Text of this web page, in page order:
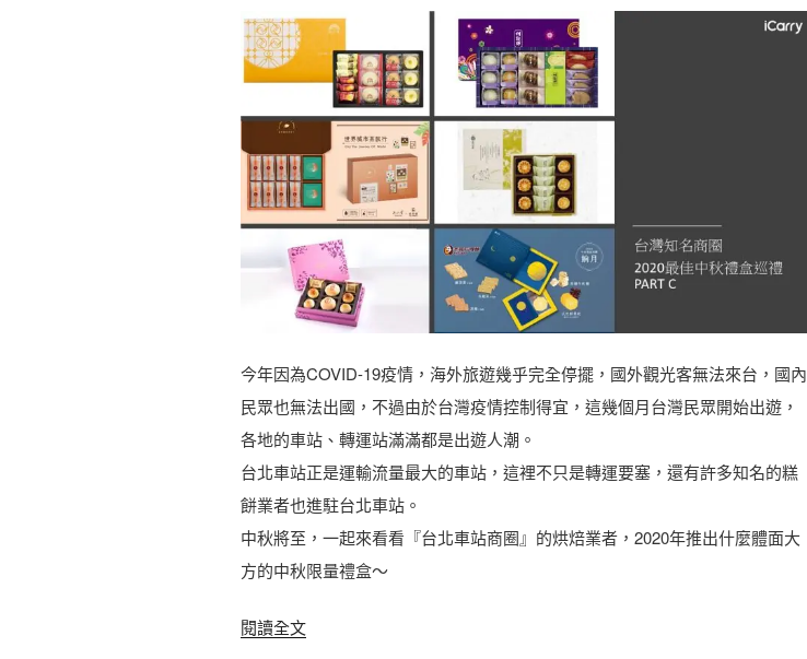
今年因為COVID-19疫情，海外旅遊幾乎完全停擺，國外觀光客無法來台，國內
民眾也無法出國，不過由於台灣疫情控制得宜，這幾個月台灣民眾開始出遊，
各地的車站、轉運站滿滿都是出遊人潮。
台北車站正是運輸流量最大的車站，這裡不只是轉運要塞，還有許多知名的糕
餅業者也進駐台北車站。
中秋將至，一起來看看『台北車站商圈』的烘焙業者，2020年推出什麼體面大
方的中秋限量禮盒～
閱讀全文〈